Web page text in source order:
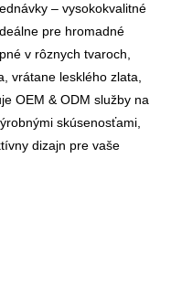
– vysokokvalitné
pre hromadné
v rôznych tvaroch,
vrátane lesklého zlata,
OEM & ODM služby na
skúsenosťami,
dizajn pre vaše